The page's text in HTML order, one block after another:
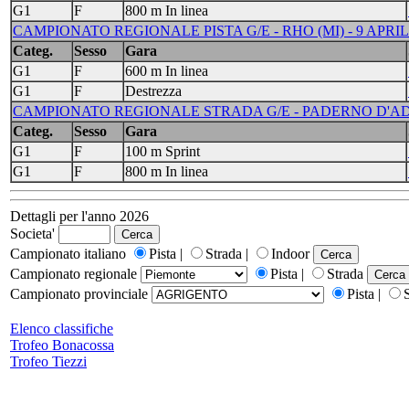
G1
F 800 m In linea
CAMPIONATO REGIONALE PISTA G/E - RHO (MI) - 9
Categ.
Sesso Gara
G1
F 600 m In linea
G1
F Destrezza
CAMPIONATO REGIONALE STRADA G/E - PADERNO
Categ.
Sesso Gara
G1
F 100 m Sprint
G1
F 800 m In linea
Dettagli per l'anno 2026
Societa'
Campionato italiano
Pista | Strada |
Indoor
Campionato regionale
Pista |
Strada
Campionato provinciale
Pista |
Elenco classifiche
Trofeo Bonacossa
Trofeo Tiezzi